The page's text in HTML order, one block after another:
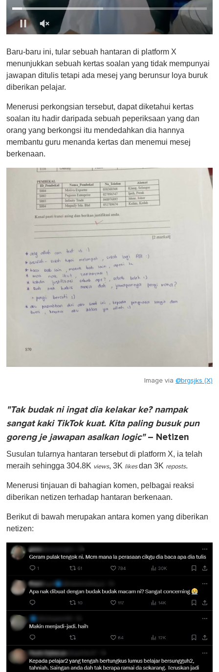
f
1
i
n
e
,
Baru-baru ini, tular sebuah hantaran di platform X
menunjukkan sebuah kertas soalan yang tidak mempunyai
jawapan ditulis tetapi ada mesej yang berunsur loya buruk
diberikan pelajar.
Menerusi perkongsian tersebut, dapat diketahui kertas
soalan itu hadir daripada sebuah peperiksaan yang dan
orang yang berkongsi itu mendedahkan dia hannya
membantu guru menanda kertas dan menemui mesej
berkenaan.
Image via @brgsjks (X)
"Tak budak ni ingat dia kelakar ke? nampak
sangat kaki TikTok kuat. Kita paling busuk pun
goreng je jawapan asalkan logic"– Netizen
Susulan tularnya hantaran tersebut di platform X, ia telah
meraih sehingga 304.8K views, 3K likesdan 3K reposts.
Menerusi tinjauan di bahagian komen, pelbagai reaksi
diberikan netizen terhadap hantaran berkenaan.
Berikut di bawah merupakan antara komen yang diberikan
netizen: